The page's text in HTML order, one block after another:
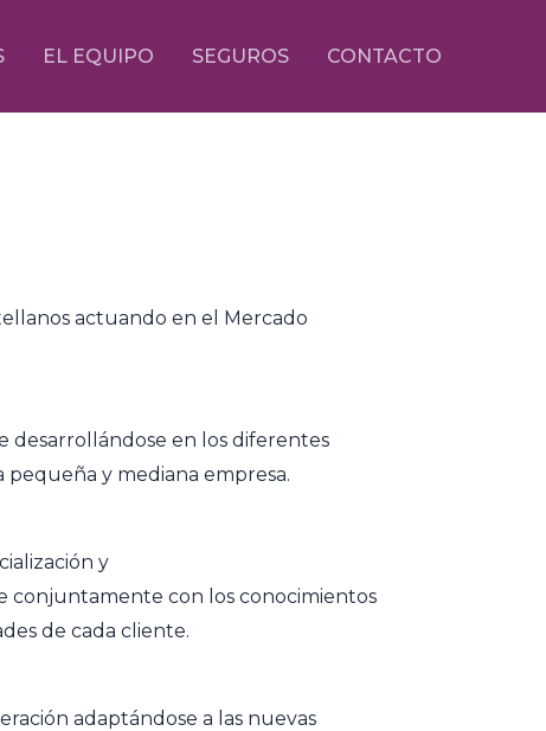
EL EQUIPO SEGUROS CONTACTO
actuando en el Mercado
desarrollándose en los diferentes
pequeña y mediana empresa.
y
conjuntamente con los conocimientos
de cada cliente.
adaptándose a las nuevas